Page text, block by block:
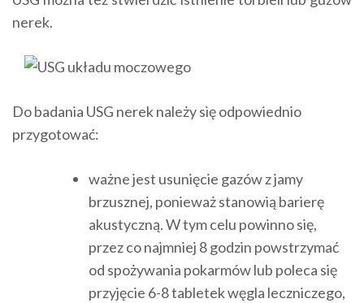
nerek.
Do badania USG nerek należy się odpowiednio
przygotować:
ważne jest usunięcie gazów z jamy
brzusznej, ponieważ stanowią barierę
akustyczną. W tym celu powinno się,
przez co najmniej 8 godzin powstrzymać
od spożywania pokarmów lub poleca się
przyjęcie 6-8 tabletek węgla leczniczego,